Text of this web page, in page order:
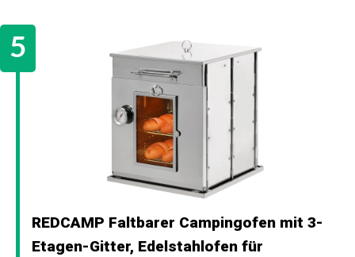
REDCAMP Faltbarer Campingofen mit 3-
Etagen-Gitter, Edelstahlofen für